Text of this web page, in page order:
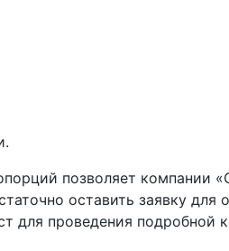
позволяет компании
оставить заявку для
для проведения подробной